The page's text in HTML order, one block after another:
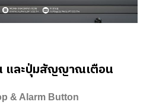
และปุ่มสัญญาณเตือน
& Alarm Button